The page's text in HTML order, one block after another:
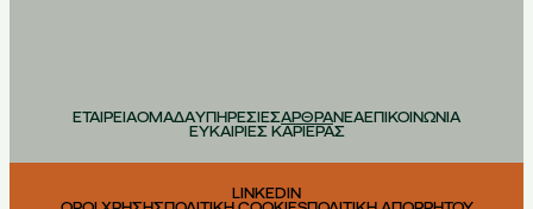
ΕΤΑΙΡΕΙΑΟΜΑΔΑΥΠΗΡΕΣΙΕΣΑΡΘΡΑΝΕΑΕΠΙΚΟΙΝΩΝΙΑ
ΕΥΚΑΙΡΙΕΣ ΚΑΡΙΕΡΑΣ
LINKEDIN